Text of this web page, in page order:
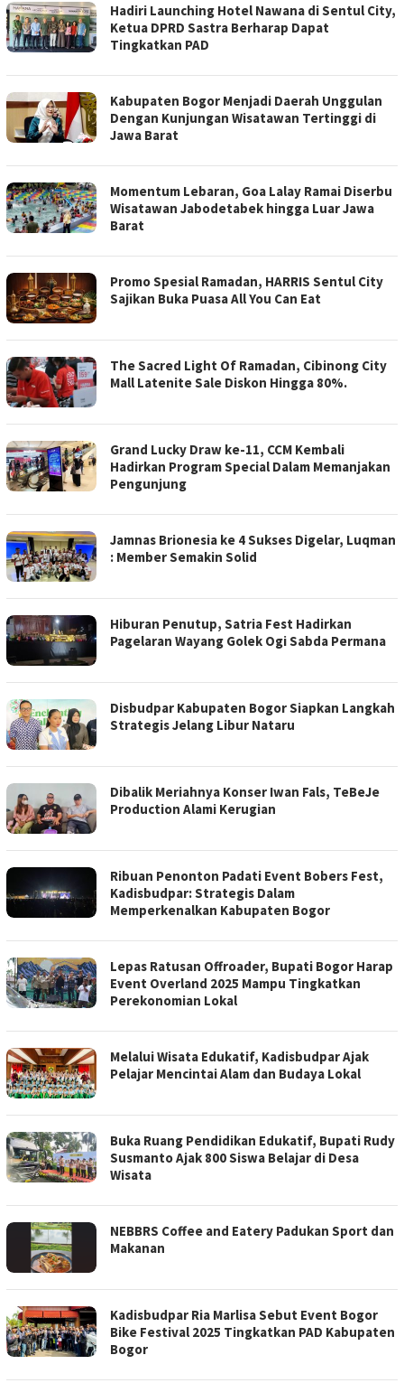
Hadiri Launching Hotel Nawana di Sentul City,
Ketua DPRD Sastra Berharap Dapat
Tingkatkan PAD
Kabupaten Bogor Menjadi Daerah Unggulan
Dengan Kunjungan Wisatawan Tertinggi di
Jawa Barat
Momentum Lebaran, Goa Lalay Ramai Diserbu
Wisatawan Jabodetabek hingga Luar Jawa
Barat
Promo Spesial Ramadan, HARRIS Sentul City
Sajikan Buka Puasa All You Can Eat
The Sacred Light Of Ramadan, Cibinong City
Mall Latenite Sale Diskon Hingga 80%.
Grand Lucky Draw ke-11, CCM Kembali
Hadirkan Program Special Dalam Memanjakan
Pengunjung
Jamnas Brionesia ke 4 Sukses Digelar, Luqman
: Member Semakin Solid
Hiburan Penutup, Satria Fest Hadirkan
Pagelaran Wayang Golek Ogi Sabda Permana
Disbudpar Kabupaten Bogor Siapkan Langkah
Strategis Jelang Libur Nataru
Dibalik Meriahnya Konser Iwan Fals, TeBeJe
Production Alami Kerugian
Ribuan Penonton Padati Event Bobers Fest,
Kadisbudpar: Strategis Dalam
Memperkenalkan Kabupaten Bogor
Lepas Ratusan Offroader, Bupati Bogor Harap
Event Overland 2025 Mampu Tingkatkan
Perekonomian Lokal
Melalui Wisata Edukatif, Kadisbudpar Ajak
Pelajar Mencintai Alam dan Budaya Lokal
Buka Ruang Pendidikan Edukatif, Bupati Rudy
Susmanto Ajak 800 Siswa Belajar di Desa
Wisata
NEBBRS Coffee and Eatery Padukan Sport dan
Makanan
Kadisbudpar Ria Marlisa Sebut Event Bogor
Bike Festival 2025 Tingkatkan PAD Kabupaten
Bogor